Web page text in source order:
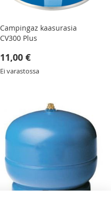
Campingaz kaasurasia
CV300 Plus
11,00 €
Ei varastossa